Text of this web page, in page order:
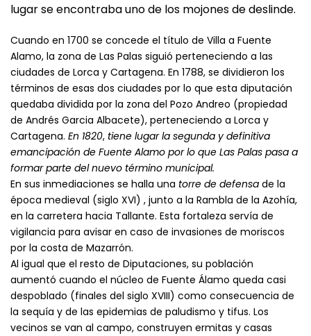
lugar se encontraba uno de los mojones de deslinde.
Cuando en 1700 se concede el título de Villa a Fuente
Alamo, la zona de Las Palas siguió perteneciendo a las
ciudades de Lorca y Cartagena. En 1788, se dividieron los
términos de esas dos ciudades por lo que esta diputación
quedaba dividida por la zona del Pozo Andreo (propiedad
de Andrés Garcia Albacete), perteneciendo a Lorca y
Cartagena. En 1820, tiene lugar la segunda y definitiva
emancipación de Fuente Alamo por lo que Las Palas pasa a
formar parte del nuevo término municipal.
En sus inmediaciones se halla una torre de defensa de la
época medieval (siglo XVI) , junto a la Rambla de la Azohía,
en la carretera hacia Tallante. Esta fortaleza servía de
vigilancia para avisar en caso de invasiones de moriscos
por la costa de Mazarrón.
Al igual que el resto de Diputaciones, su población
aumentó cuando el núcleo de Fuente Álamo queda casi
despoblado (finales del siglo XVIII) como consecuencia de
la sequía y de las epidemias de paludismo y tifus. Los
vecinos se van al campo, construyen ermitas y casas